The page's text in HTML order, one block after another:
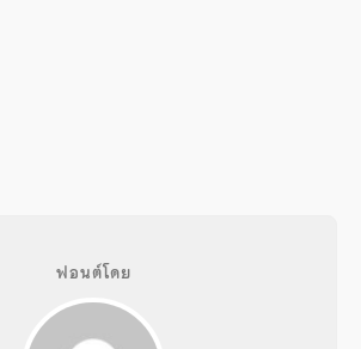
ฟอนต์โดย